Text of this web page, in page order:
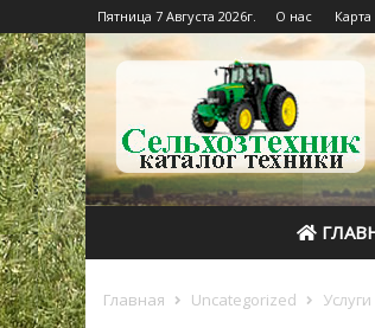
Пятница 7 Августа 2026г. О нас Карта
Главная Uncategorized